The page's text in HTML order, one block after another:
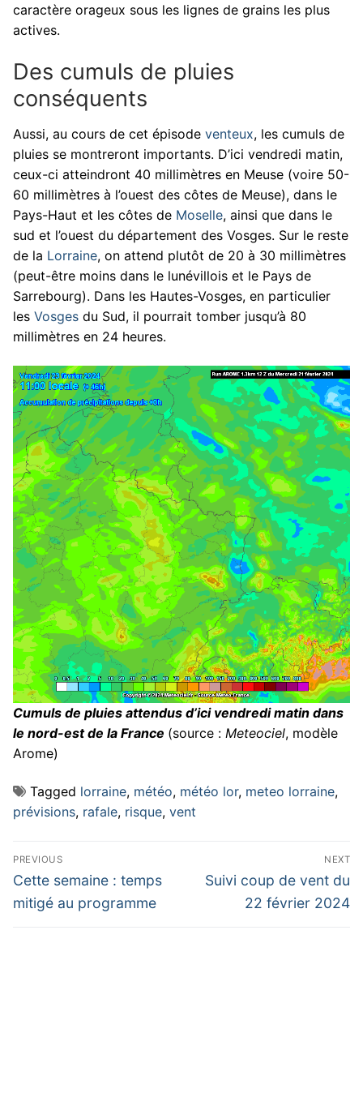
caractère orageux sous les lignes de grains les plus
actives.
Des cumuls de pluies
conséquents
Aussi, au cours de cet épisode venteux, les cumuls de
pluies se montreront importants. D’ici vendredi matin,
ceux-ci atteindront 40 millimètres en Meuse (voire 50-
60 millimètres à l’ouest des côtes de Meuse), dans le
Pays-Haut et les côtes de Moselle, ainsi que dans le
sud et l’ouest du département des Vosges. Sur le reste
de la Lorraine, on attend plutôt de 20 à 30 millimètres
(peut-être moins dans le lunévillois et le Pays de
Sarrebourg). Dans les Hautes-Vosges, en particulier
les Vosges du Sud, il pourrait tomber jusqu’à 80
millimètres en 24 heures.
Cumuls de pluies attendus d’ici vendredi matin dans
le nord-est de la France (source : Meteociel, modèle
Arome)
Tagged lorraine, météo, météo lor, meteo lorraine,
prévisions, rafale, risque, vent
Navigation
de
l’article
PREVIOUS
Previous
post:
Cette semaine : temps
mitigé au programme
NEXT
Next
Suivi coup de vent du
22 février 2024